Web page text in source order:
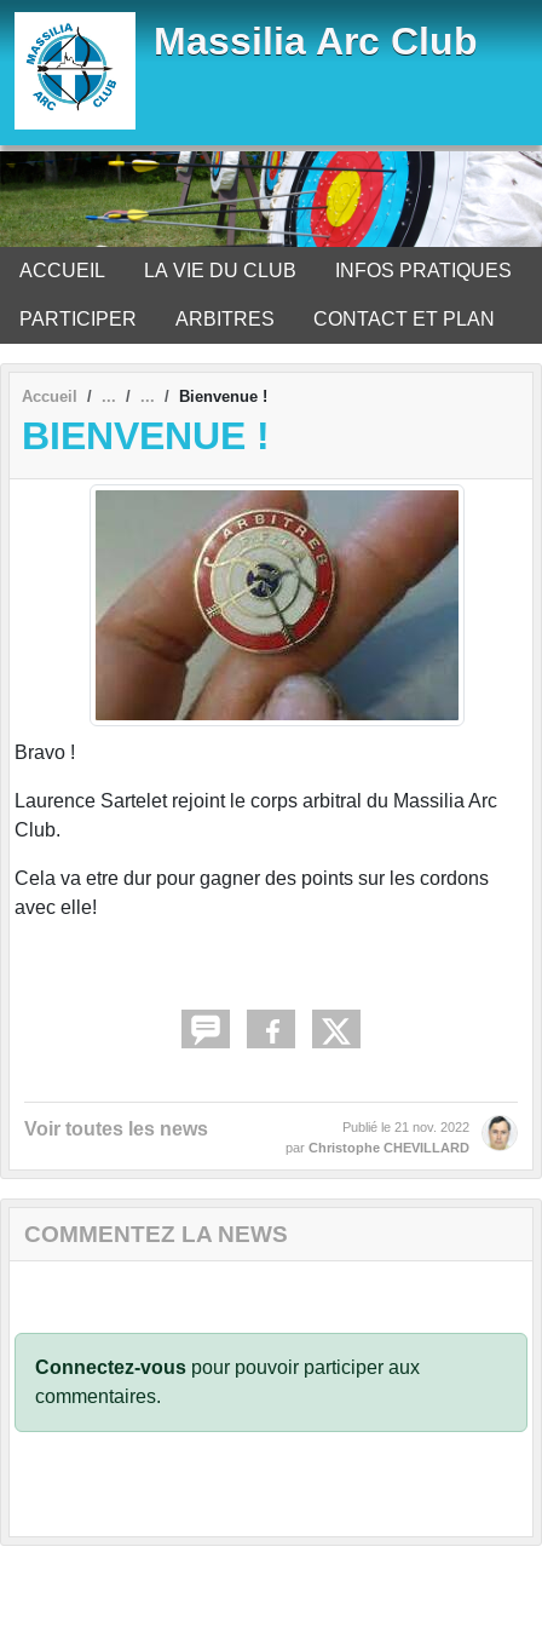
Massilia Arc Club
ACCUEIL LA VIE DU CLUB INFOS PRATIQUES
PARTICIPER ARBITRES CONTACT ET PLAN
Accueil Bienvenue !
BIENVENUE !
Bravo !
Laurence Sartelet rejoint le corps arbitral du Massilia Arc
Club.
Cela va etre dur pour gagner des points sur les cordons
avec elle!
Voir toutes les news Publié le 21 nov. 2022
par Christophe CHEVILLARD
COMMENTEZ LA NEWS
Connectez-vous pour pouvoir participer aux
commentaires.
Panneau de gestion des cookies